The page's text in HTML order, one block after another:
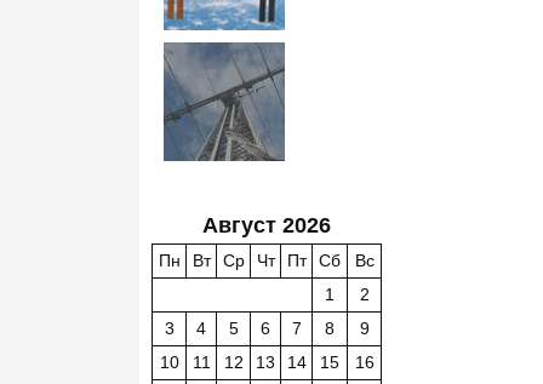
Август 2026
Пн Вт Ср Чт Пт Сб
Вс
1
2
3
4 5 6 7 8
9
10
11 12 13 14 15
16